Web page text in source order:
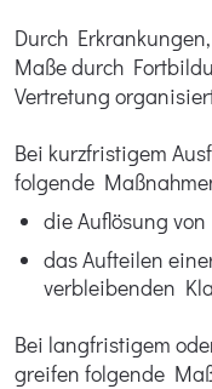
Durch
Maße durch
Vertretung
Bei kurzfristigem
folgende
die Auflösung
das Aufteilen
verbleibenden
Bei langfristigem
greifen folgende